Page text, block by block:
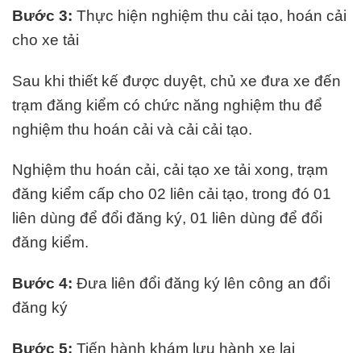
Bước 3: Thực hiện nghiệm thu cải tạo, hoán cải
cho xe tải
Sau khi thiết kế được duyệt, chủ xe đưa xe đến
trạm đăng kiểm có chức năng nghiệm thu để
nghiệm thu hoán cải và cải cải tạo.
Nghiệm thu hoán cải, cải tạo xe tải xong, trạm
đăng kiểm cấp cho 02 liên cải tạo, trong đó 01
liên dùng để đổi đăng ký, 01 liên dùng để đổi
đăng kiểm.
Bước 4: Đưa liên đổi đăng ký lên công an đổi
đăng ký
Bước 5: Tiến hành khám lưu hành xe lại